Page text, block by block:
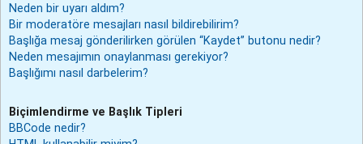
Neden bir uyarı aldım?
Bir moderatöre mesajları nasıl bildirebilirim?
Başlığa mesaj gönderilirken görülen “Kaydet” butonu nedir?
Neden mesajımın onaylanması gerekiyor?
Başlığımı nasıl darbelerim?
Biçimlendirme ve Başlık Tipleri
BBCode nedir?